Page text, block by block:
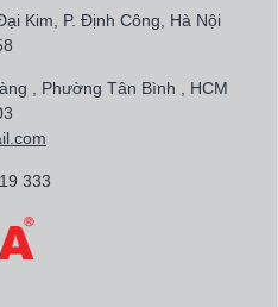
Kim, P. Định Công, Hà Nội
, Phường Tân Bình , HCM
333